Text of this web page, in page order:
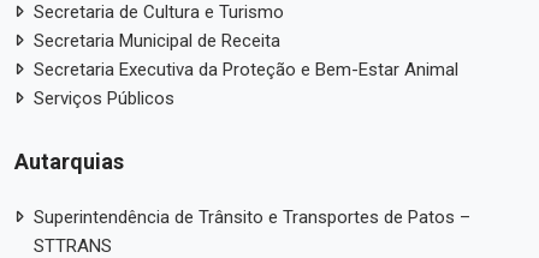
Secretaria de Cultura e Turismo
Secretaria Municipal de Receita
Secretaria Executiva da Proteção e Bem-Estar Animal
Serviços Públicos
Autarquias
Superintendência de Trânsito e Transportes de Patos –
STTRANS